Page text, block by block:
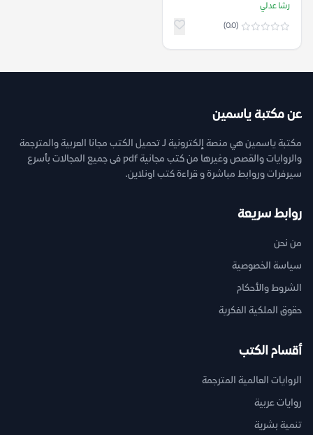
رشا عدلي
(0.0)
عن مكتبة ياسمين
مكتبة ياسمين هي منصة إلكترونية لـ تحميل الكتب مجانا العربية والمترجمة
والروايات والقصص وغيرها من كتب مجانية pdf فى جميع المجالات بأسرع
سيرفرات وروابط مباشرة و قراءة كتب اونلاين.
روابط سريعة
من نحن
سياسة الخصوصية
الشروط والأحكام
حقوق الملكية الفكرية
أقسام الكتب
الروايات العالمية المترجمة
روايات عربية
تنمية بشرية